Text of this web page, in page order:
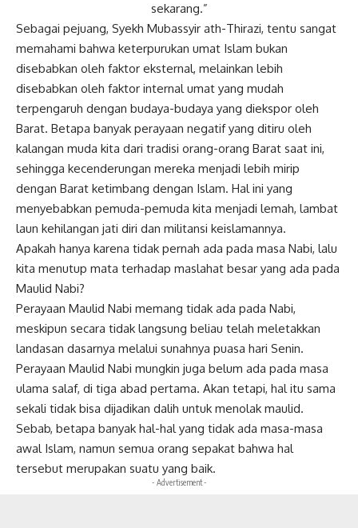
sekarang.”
Sebagai pejuang, Syekh Mubassyir ath-Thirazi, tentu sangat
memahami bahwa keterpurukan umat Islam bukan
disebabkan oleh faktor eksternal, melainkan lebih
disebabkan oleh faktor internal umat yang mudah
terpengaruh dengan budaya-budaya yang diekspor oleh
Barat. Betapa banyak perayaan negatif yang ditiru oleh
kalangan muda kita dari tradisi orang-orang Barat saat ini,
sehingga kecenderungan mereka menjadi lebih mirip
dengan Barat ketimbang dengan Islam. Hal ini yang
menyebabkan pemuda-pemuda kita menjadi lemah, lambat
laun kehilangan jati diri dan militansi keislamannya.
Apakah hanya karena tidak pernah ada pada masa Nabi, lalu
kita menutup mata terhadap maslahat besar yang ada pada
Maulid Nabi?
Perayaan Maulid Nabi memang tidak ada pada Nabi,
meskipun secara tidak langsung beliau telah meletakkan
landasan dasarnya melalui sunahnya puasa hari Senin.
Perayaan Maulid Nabi mungkin juga belum ada pada masa
ulama salaf, di tiga abad pertama. Akan tetapi, hal itu sama
sekali tidak bisa dijadikan dalih untuk menolak maulid.
Sebab, betapa banyak hal-hal yang tidak ada masa-masa
awal Islam, namun semua orang sepakat bahwa hal
tersebut merupakan suatu yang baik.
- Advertisement -